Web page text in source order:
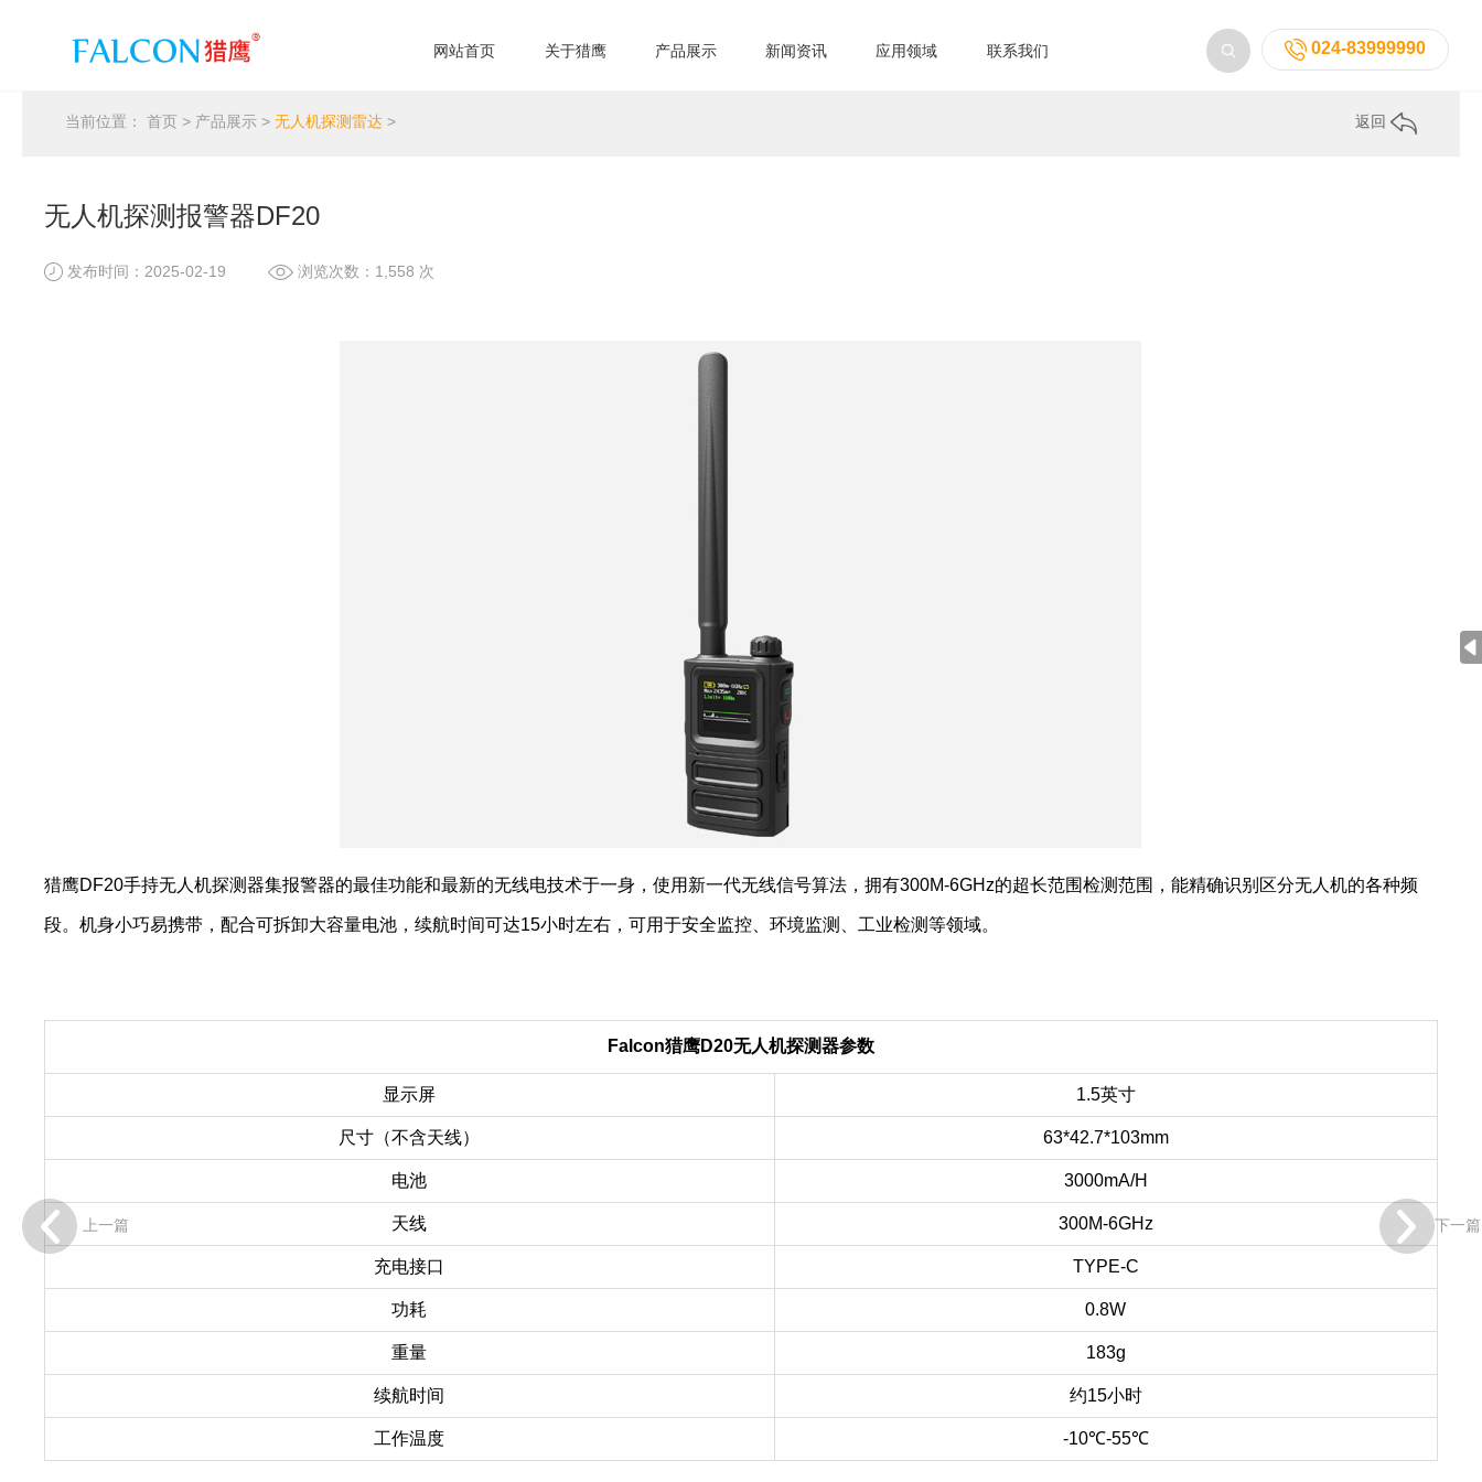
024-83999990
网站首页 关于猎鹰 产品展示 新闻资讯 应用领域 联系我们
当前位置：首页 > 产品展示 >无人机探测雷达 > 返回
无人机探测报警器DF20
发布时间：2025-02-19 浏览次数：1,558 次
猎鹰DF20手持无人机探测器集报警器的最佳功能和最新的无线电技术于一身，使用新一代无线信号算法，拥有300M-6GHz的超长范围检测范围，能精确识别区分无人机的各种频
段。机身小巧易携带，配合可拆卸大容量电池，续航时间可达15小时左右，可用于安全监控、环境监测、工业检测等领域。
Falcon猎鹰D20无人机探测器参数
显示屏 1.5英寸
尺寸（不含天线） 63*42.7*103mm
电池 3000mA/H
天线 300M-6GHz
充电接口 TYPE-C
功耗 0.8W
重量 183g
续航时间 约15小时
工作温度 -10℃-55℃
上一篇 下一篇